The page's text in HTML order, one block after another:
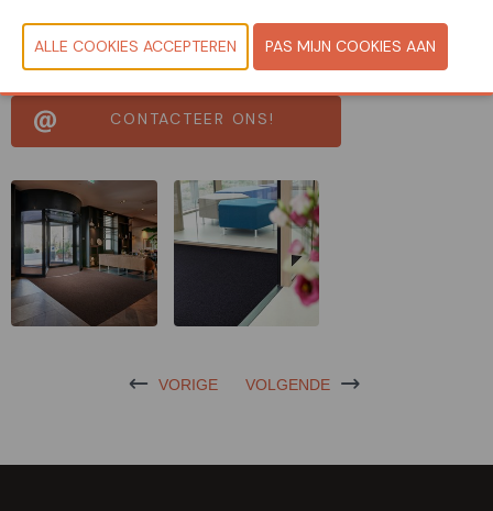
Bekijk catalogus
CONTACTEER ONS!
VORIGE VOLGENDE